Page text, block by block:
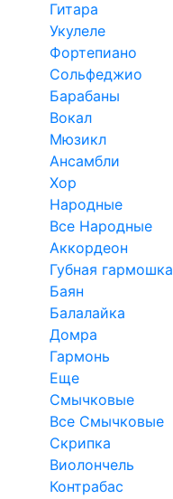
Гитара
Укулеле
Фортепиано
Сольфеджио
Барабаны
Вокал
Мюзикл
Ансамбли
Хор
Народные
Все Народные
Аккордеон
Губная гармошка
Баян
Балалайка
Домра
Гармонь
Еще
Смычковые
Все Смычковые
Скрипка
Виолончель
Контрабас